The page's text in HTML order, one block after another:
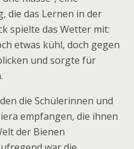
die das Lernen in der
spielte das Wetter mit:
etwas kühl, doch gegen
und sorgte für
die Schülerinnen und
empfangen, die ihnen
der Bienen